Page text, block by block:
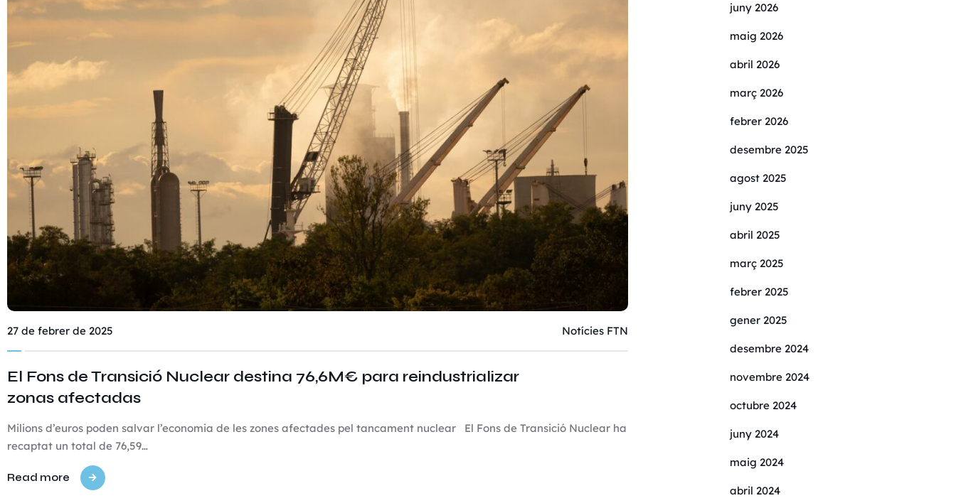
27 de febrer de 2025 Notícies FTN
El Fons de Transició Nuclear destina 76,6M€ para reindustrializar
zonas afectadas
Milions d’euros poden salvar l’economia de les zones afectades pel tancament nuclear El Fons de Transició Nuclear ha
recaptat un total de 76,59…
Read more
juny 2026
maig 2026
abril 2026
març 2026
febrer 2026
desembre 2025
agost 2025
juny 2025
abril 2025
març 2025
febrer 2025
gener 2025
desembre 2024
novembre 2024
octubre 2024
juny 2024
maig 2024
abril 2024